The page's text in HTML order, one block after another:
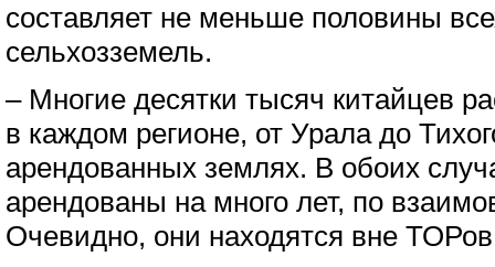
составляет не меньше половины
сельхозземель.
– Многие десятки тысяч китайцев
в каждом регионе, от Урала до
арендованных землях. В обоих
арендованы на много лет, по
Очевидно, они находятся вне